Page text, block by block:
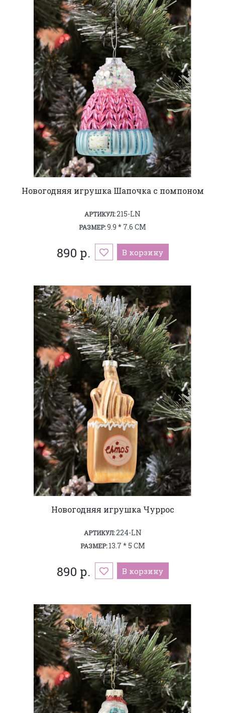
Новогодняя игрушка Шапочка с помпоном
АРТИКУЛ:215-LN
РАЗМЕР:9.9 * 7.6 СМ
890 р. В корзину
Новогодняя игрушка Чуррос
АРТИКУЛ:224-LN
РАЗМЕР:13.7 * 5 СМ
890 р. В корзину